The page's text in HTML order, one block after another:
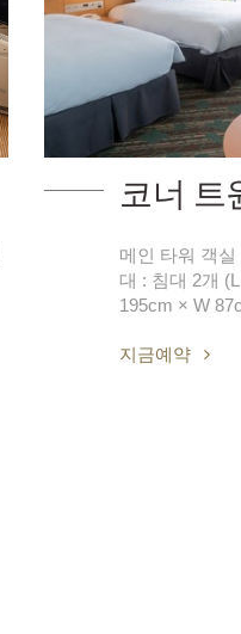
코너 트
메인 타워 객실
대 : 침대 2개
195cm × W
지금예약